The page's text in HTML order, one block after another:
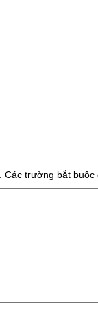
Các trường bắt buộc